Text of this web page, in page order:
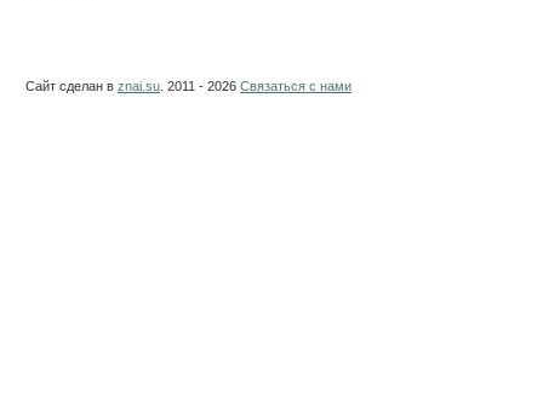
Сайт сделан в znai.su . 2011 - 2026 Связаться с нами